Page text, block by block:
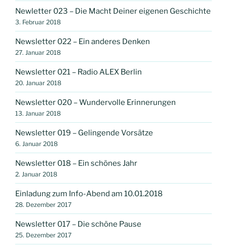
Newletter 023 – Die Macht Deiner eigenen Geschichte
3. Februar 2018
Newsletter 022 – Ein anderes Denken
27. Januar 2018
Newsletter 021 – Radio ALEX Berlin
20. Januar 2018
Newsletter 020 – Wundervolle Erinnerungen
13. Januar 2018
Newsletter 019 – Gelingende Vorsätze
6. Januar 2018
Newsletter 018 – Ein schönes Jahr
2. Januar 2018
Einladung zum Info-Abend am 10.01.2018
28. Dezember 2017
Newsletter 017 – Die schöne Pause
25. Dezember 2017